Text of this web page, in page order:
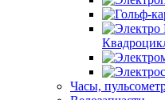
Часы,